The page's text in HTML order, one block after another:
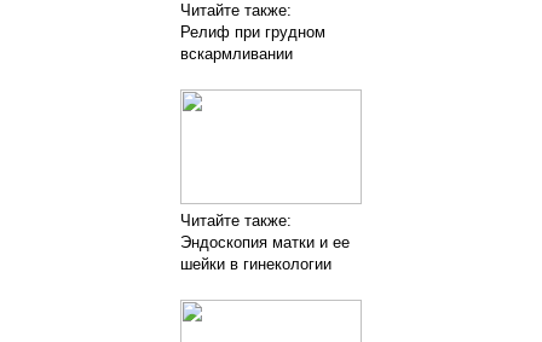
Читайте также:
Релиф при грудном
вскармливании
Читайте также:
Эндоскопия матки и ее
шейки в гинекологии